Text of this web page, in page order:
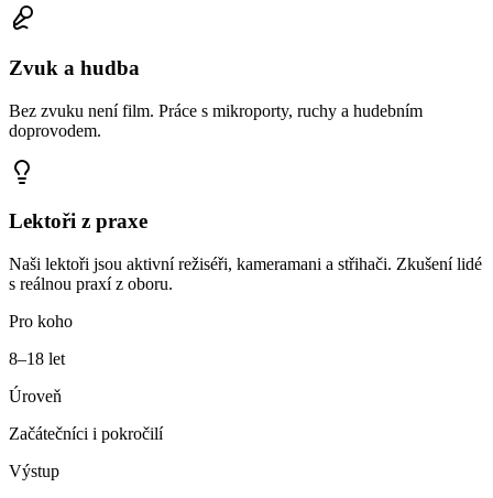
Zvuk a hudba
Bez zvuku není film. Práce s mikroporty, ruchy a hudebním
doprovodem.
Lektoři z praxe
Naši lektoři jsou aktivní režiséři, kameramani a střihači. Zkušení lidé
s reálnou praxí z oboru.
Pro koho
8–18 let
Úroveň
Začátečníci i pokročilí
Výstup